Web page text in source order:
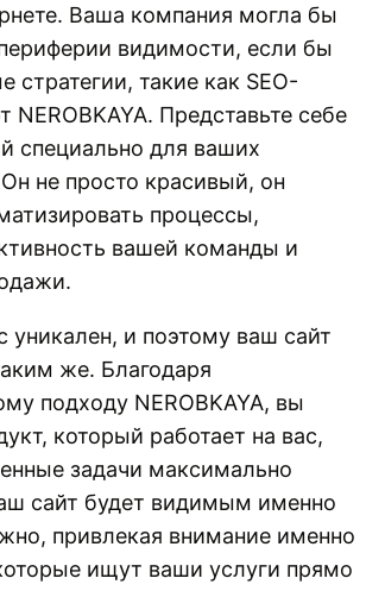
Ваша компания могла бы
видимости, если бы
стратегии, такие как SEO-
NEROBKAYA. Представьте себе
специально для ваших
не просто красивый, он
процессы,
вашей команды и
уникален, и поэтому ваш сайт
же. Благодаря
подходу NEROBKAYA, вы
который работает на вас,
задачи максимально
сайт будет видимым именно
привлекая внимание именно
ищут ваши услуги прямо